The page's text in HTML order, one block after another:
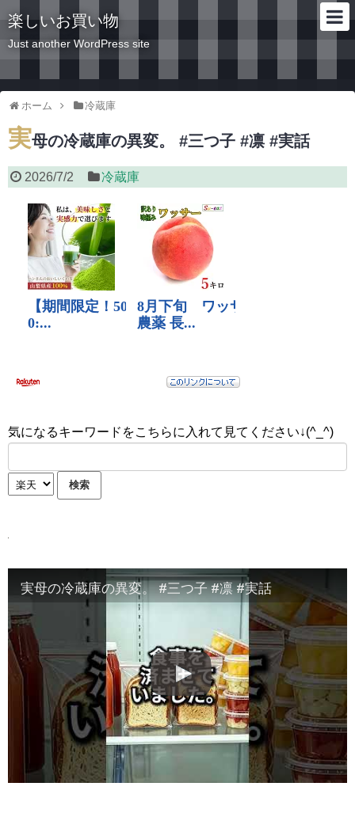
楽しいお買い物
Just another WordPress site
ホーム 冷蔵庫
実母の冷蔵庫の異変。 #三つ子 #凛 #実話
2026/7/2 冷蔵庫
気になるキーワードをこちらに入れて見てください↓(^_^)
実母の冷蔵庫の異変。 #三つ子 #凛 #実話